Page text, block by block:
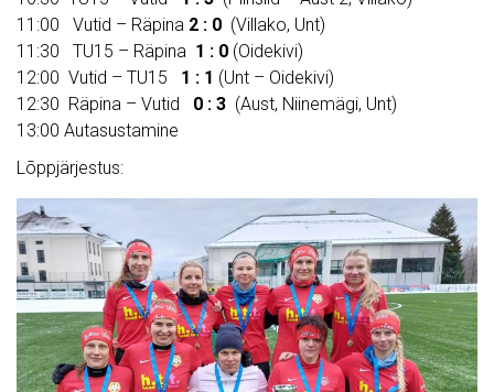
11:00 Vutid – Räpina 2 : 0 (Villako, Unt)
11:30 TU15 – Räpina 1 : 0 (Oidekivi)
12:00 Vutid – TU15 1 : 1 (Unt – Oidekivi)
12:30 Räpina – Vutid 0 : 3 (Aust, Niinemägi, Unt)
13:00 Autasustamine
Lõppjärjestus: